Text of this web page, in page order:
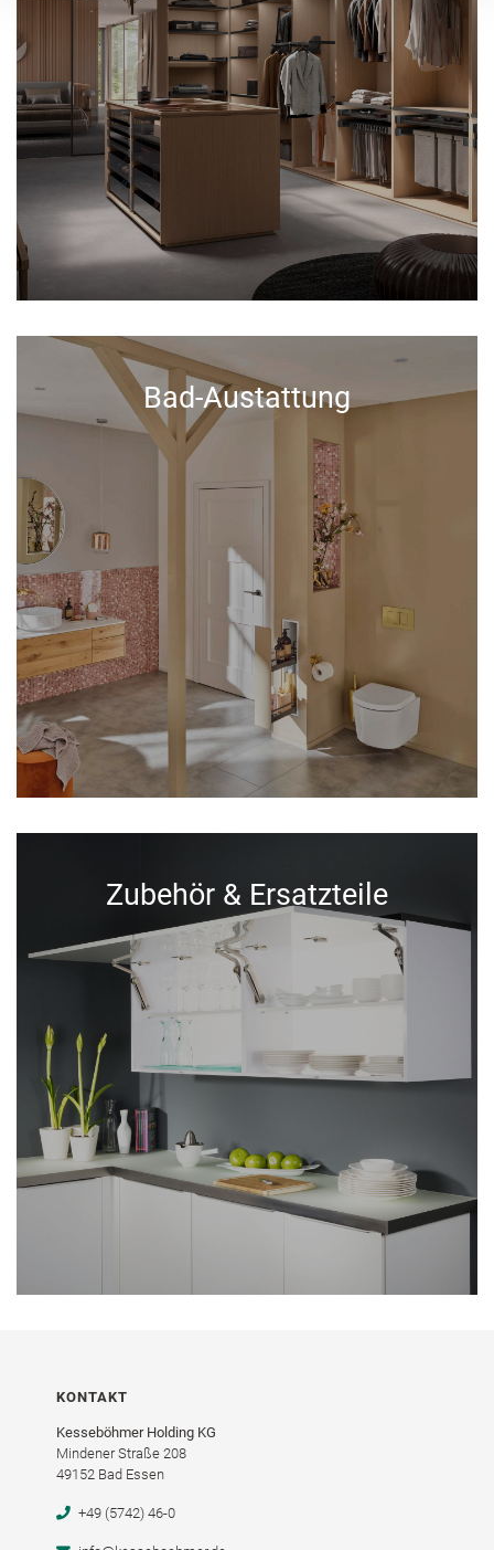
Bad-Austattung
Zubehör & Ersatzteile
KONTAKT
Kesseböhmer Holding KG
Mindener Straße 208
49152 Bad Essen
+49 (5742) 46-0